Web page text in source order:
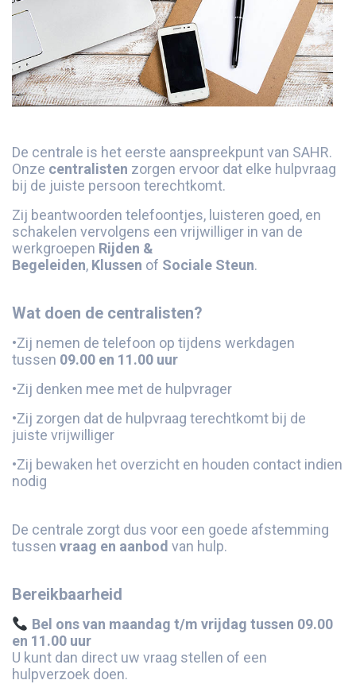
De centrale is het eerste aanspreekpunt van SAHR.
Onze centralisten zorgen ervoor dat elke hulpvraag
bij de juiste persoon terechtkomt.
Zij beantwoorden telefoontjes, luisteren goed, en
schakelen vervolgens een vrijwilliger in van de
werkgroepen Rijden &
Begeleiden, Klussen of Sociale Steun.
Wat doen de centralisten?
•Zij nemen de telefoon op tijdens werkdagen
tussen 09.00 en 11.00 uur
•Zij denken mee met de hulpvrager
•Zij zorgen dat de hulpvraag terechtkomt bij de
juiste vrijwilliger
•Zij bewaken het overzicht en houden contact indien
nodig
De centrale zorgt dus voor een goede afstemming
tussen vraag en aanbod van hulp.
Bereikbaarheid
Bel ons van maandag t/m vrijdag tussen 09.00
en 11.00 uur
U kunt dan direct uw vraag stellen of een
hulpverzoek doen.